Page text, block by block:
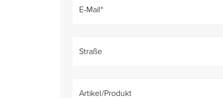
E-Mail*
Straße
Artikel/Produkt